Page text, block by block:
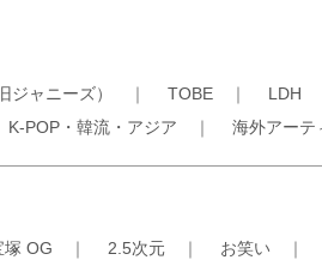
ジャニーズ） ｜ TOBE ｜ LDH
K-POP・韓流・アジア ｜ 海外アーテ
塚 OG ｜ 2.5次元 ｜ お笑い ｜